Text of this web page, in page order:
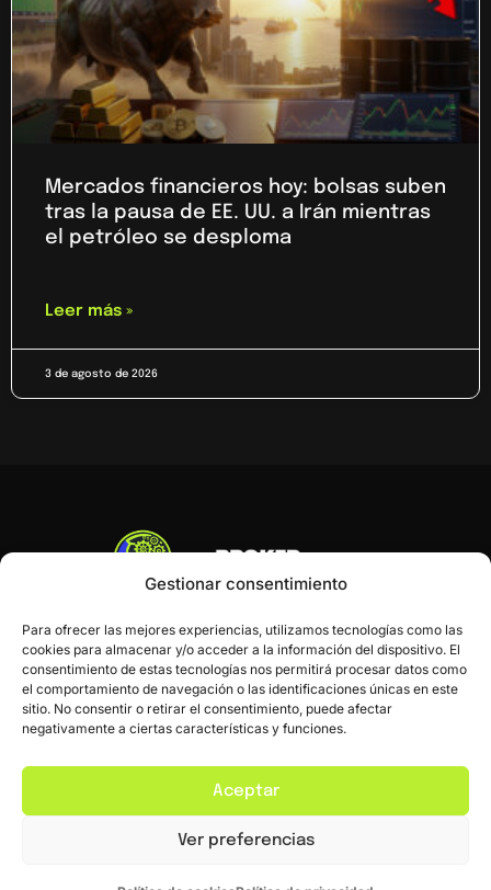
Gestionar consentimiento
Para ofrecer las mejores experiencias, utilizamos tecnologías como las
cookies para almacenar y/o acceder a la información del dispositivo. El
consentimiento de estas tecnologías nos permitirá procesar datos como
el comportamiento de navegación o las identificaciones únicas en este
sitio. No consentir o retirar el consentimiento, puede afectar
negativamente a ciertas características y funciones.
Aceptar
Ver preferencias
Mercados financieros hoy: bolsas suben
tras la pausa de EE. UU. a Irán mientras
el petróleo se desploma
Leer más »
3 de agosto de 2026
InicioBlogContacto